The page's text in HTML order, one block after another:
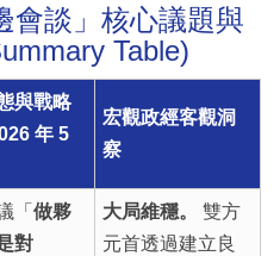
會談」核心議題與
Table)
與戰略
年 5
宏觀政經客觀洞
察
「 做夥
對
大局維穩。
雙方
元首透過建立良